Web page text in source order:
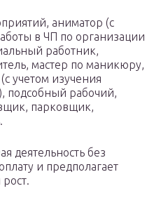
аниматор (с
в ЧП по организации
работник,
мастер по маникюру,
учетом изучения
подсобный рабочий,
парковщик,
деятельность без
и предполагает